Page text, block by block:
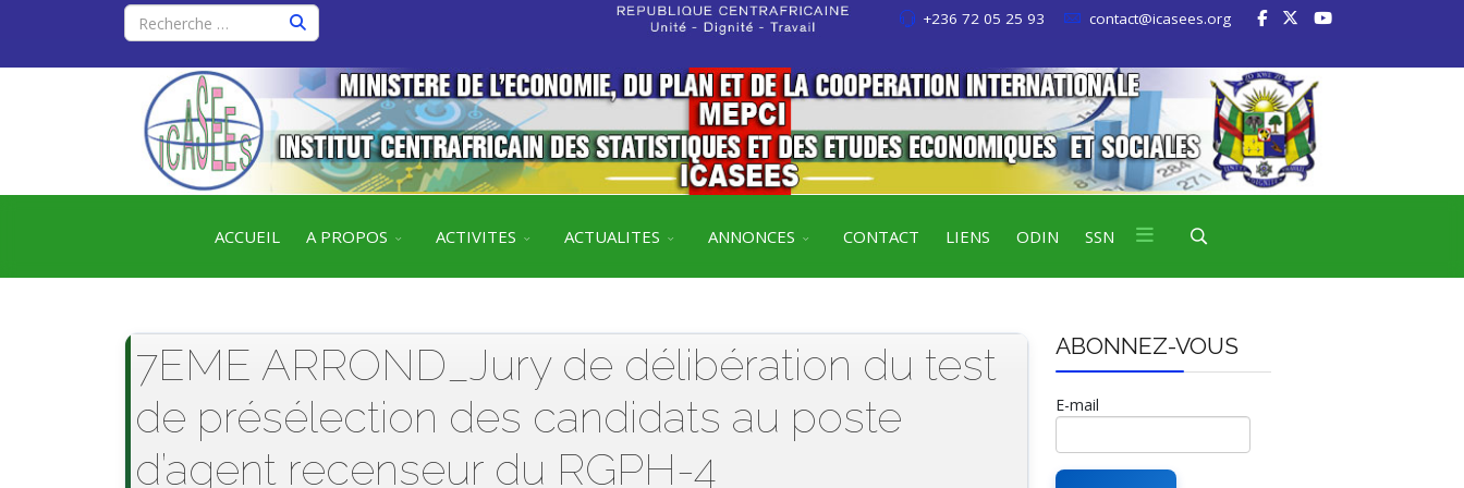
+236 72 05 25 93 contact@icasees.org
ACCUEIL A PROPOS ACTIVITES ACTUALITES ANNONCES CONTACT LIENS ODIN SSN
7EME ARROND_Jury de délibération du test
de présélection des candidats au poste
d’agent recenseur du RGPH-4
ABONNEZ-VOUS
E-mail